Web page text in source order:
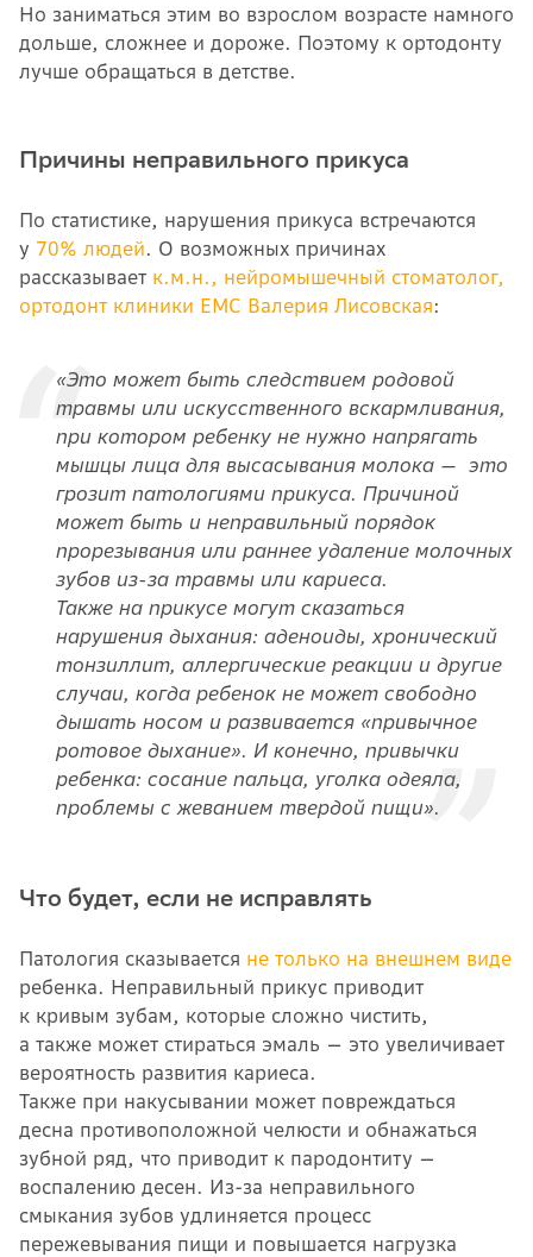
Но заниматься этим во взрослом возрасте намного
дольше, сложнее и дороже. Поэтому к ортодонту
лучше обращаться в детстве.
Причины неправильного прикуса
По статистике, нарушения прикуса встречаются
у 70% людей. О возможных причинах
рассказывает к.м.н., нейромышечный стоматолог,
ортодонт клиники ЕМС Валерия Лисовская:
«Это может быть следствием родовой
травмы или искусственного вскармливания,
при котором ребенку не нужно напрягать
мышцы лица для высасывания молока — это
грозит патологиями прикуса. Причиной
может быть и неправильный порядок
прорезывания или раннее удаление молочных
зубов из-за травмы или кариеса.
Также на прикусе могут сказаться
нарушения дыхания: аденоиды, хронический
тонзиллит, аллергические реакции и другие
случаи, когда ребенок не может свободно
дышать носом и развивается «привычное
ротовое дыхание». И конечно, привычки
ребенка: сосание пальца, уголка одеяла,
проблемы с жеванием твердой пищи».
Что будет, если не исправлять
Патология сказывается не только на внешнем виде
ребенка. Неправильный прикус приводит
к кривым зубам, которые сложно чистить,
а также может стираться эмаль — это увеличивает
вероятность развития кариеса.
Также при накусывании может повреждаться
десна противоположной челюсти и обнажаться
зубной ряд, что приводит к пародонтиту —
воспалению десен. Из-за неправильного
смыкания зубов удлиняется процесс
пережевывания пищи и повышается нагрузка